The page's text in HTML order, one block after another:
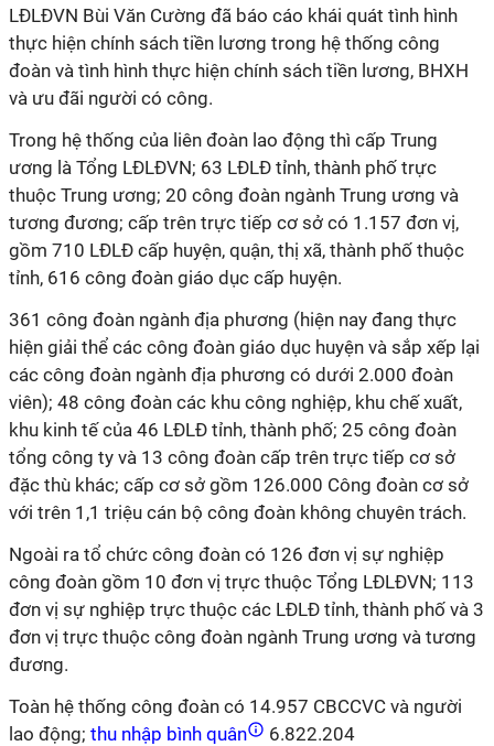
LĐLĐVN Bùi Văn Cường đã báo cáo khái quát tình hình
thực hiện chính sách tiền lương trong hệ thống công
đoàn và tình hình thực hiện chính sách tiền lương, BHXH
và ưu đãi người có công.
Trong hệ thống của liên đoàn lao động thì cấp Trung
ương là Tổng LĐLĐVN; 63 LĐLĐ tỉnh, thành phố trực
thuộc Trung ương; 20 công đoàn ngành Trung ương và
tương đương; cấp trên trực tiếp cơ sở có 1.157 đơn vị,
gồm 710 LĐLĐ cấp huyện, quận, thị xã, thành phố thuộc
tỉnh, 616 công đoàn giáo dục cấp huyện.
361 công đoàn ngành địa phương (hiện nay đang thực
hiện giải thể các công đoàn giáo dục huyện và sắp xếp lại
các công đoàn ngành địa phương có dưới 2.000 đoàn
viên); 48 công đoàn các khu công nghiệp, khu chế xuất,
khu kinh tế của 46 LĐLĐ tỉnh, thành phố; 25 công đoàn
tổng công ty và 13 công đoàn cấp trên trực tiếp cơ sở
đặc thù khác; cấp cơ sở gồm 126.000 Công đoàn cơ sở
với trên 1,1 triệu cán bộ công đoàn không chuyên trách.
Ngoài ra tổ chức công đoàn có 126 đơn vị sự nghiệp
công đoàn gồm 10 đơn vị trực thuộc Tổng LĐLĐVN; 113
đơn vị sự nghiệp trực thuộc các LĐLĐ tỉnh, thành phố và 3
đơn vị trực thuộc công đoàn ngành Trung ương và tương
đương.
Toàn hệ thống công đoàn có 14.957 CBCCVC và người
lao động; thu nhập bình quân
6.822.204